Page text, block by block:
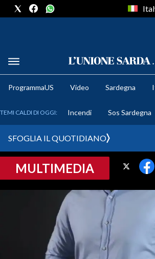
METEO
CRONACA SARDEGNA
PROVINCIA DI CAGLIARI
SULCIS IGLESIENTE
MEDIO CAMPIDANO
ORISTANO E PROVINCIA
ProgrammaUS Video Sardegna
TEMI CALDI DI OGGI: Incendi Sos Sardegna
SFOGLIA IL QUOTIDIANO
MULTIMEDIA